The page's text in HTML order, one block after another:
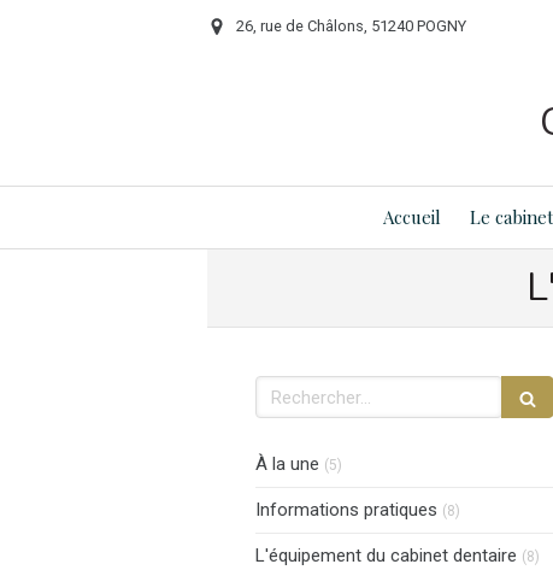
26, rue de Châlons, 51240 POGNY
Accueil Le cabinet
Rechercher
À la une (5)
Informations pratiques (8)
L'équipement du cabinet dentaire (8)